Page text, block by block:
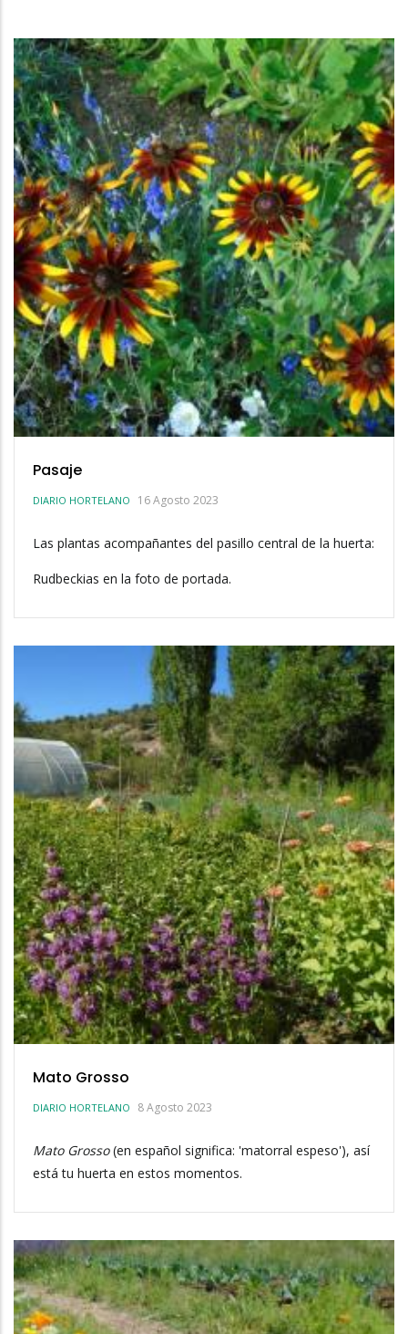
La
Navegación
Pasaje
DIARIO HORTELANO 16 Agosto 2023
Las plantas acompañantes del pasillo central de la huerta:
Rudbeckias en la foto de portada.
Mato Grosso
DIARIO HORTELANO 8 Agosto 2023
Mato Grosso(en español significa: 'matorral espeso'), así
está tu huerta en estos momentos.